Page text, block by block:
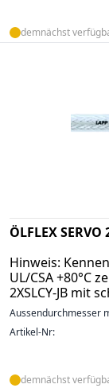
demnächst
ÖLFLEX SERVO
Hinweis:
UL/CSA +80°C
2XSLCY-JB mit
Aussendurchmesser
Artikel-Nr:
demnächst